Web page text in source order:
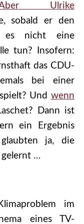
Ulrike
sobald er den
es nicht eine
tun? Insofern:
das CDU-
bei einer
Und wenn
Dann ist
ein Ergebnis
ja, die
gelernt …
im
eines TV-